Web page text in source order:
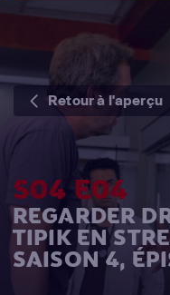
Retour à l'aperçu
S04 E04
REGARDER
TIPIK EN
SAISON 4,